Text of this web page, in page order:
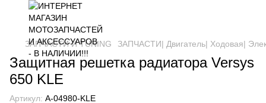
ЗАПЧАСТИ И ТUNING ЗАПЧАСТИ| Двигатель| Ходовая|
Защитная решетка радиатора Versys
650 KLE
Артикул: A-04980-KLE